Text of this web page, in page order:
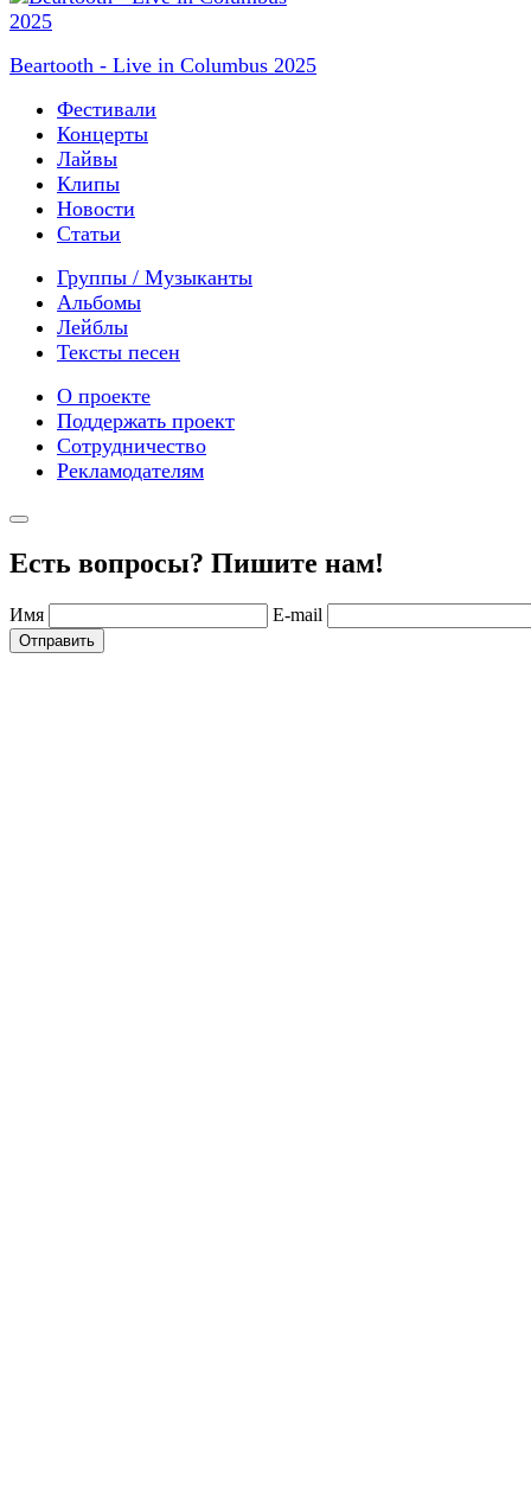
Beartooth - Live in Columbus 2025
Фестивали
Концерты
Лайвы
Клипы
Новости
Статьи
Группы / Музыканты
Альбомы
Лейблы
Тексты песен
О проекте
Поддержать проект
Сотрудничество
Рекламодателям
Есть вопросы? Пишите нам!
Имя E-mail